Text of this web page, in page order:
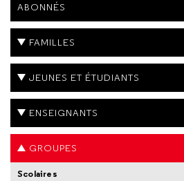
ABONNÉS
FAMILLES
JEUNES ET ÉTUDIANTS
ENSEIGNANTS
GROUPES
Scolaires